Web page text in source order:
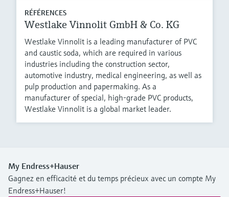
RÉFÉRENCES
Westlake Vinnolit GmbH & Co. KG
Westlake Vinnolit is a leading manufacturer of PVC
and caustic soda, which are required in various
industries including the construction sector,
automotive industry, medical engineering, as well as
pulp production and papermaking. As a
manufacturer of special, high-grade PVC products,
Westlake Vinnolit is a global market leader.
My Endress+Hauser
Gagnez en efficacité et du temps précieux avec un compte My
Endress+Hauser!